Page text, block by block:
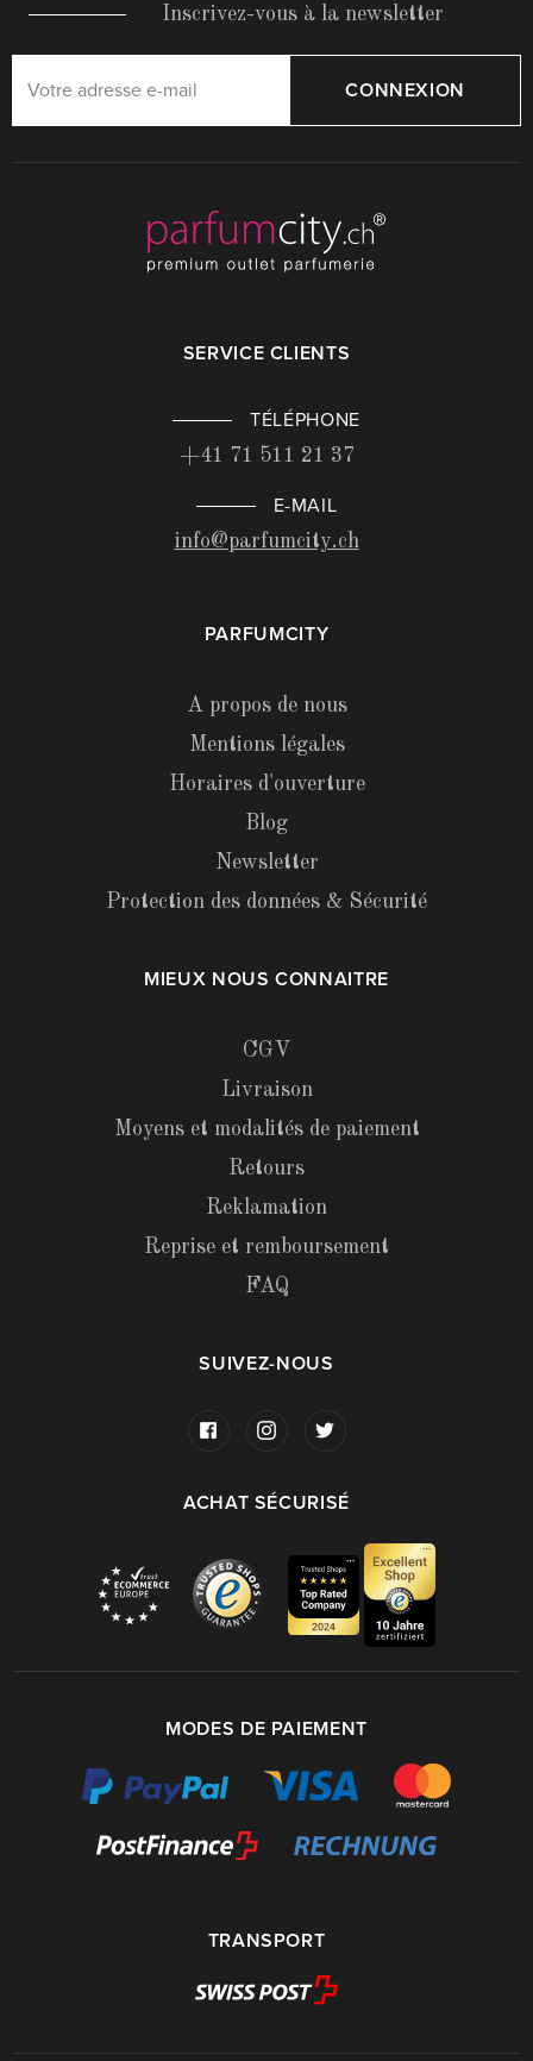
Inscrivez-vous à la newsletter
CONNEXION
SERVICE CLIENTS
TÉLÉPHONE
+41 71 511 21 37
E-MAIL
info@parfumcity.ch
PARFUMCITY
A propos de nous
Mentions légales
Horaires d'ouverture
Blog
Newsletter
Protection des données & Sécurité
MIEUX NOUS CONNAITRE
CGV
Livraison
Moyens et modalités de paiement
Retours
Reklamation
Reprise et remboursement
FAQ
SUIVEZ-NOUS
ACHAT SÉCURISÉ
MODES DE PAIEMENT
TRANSPORT